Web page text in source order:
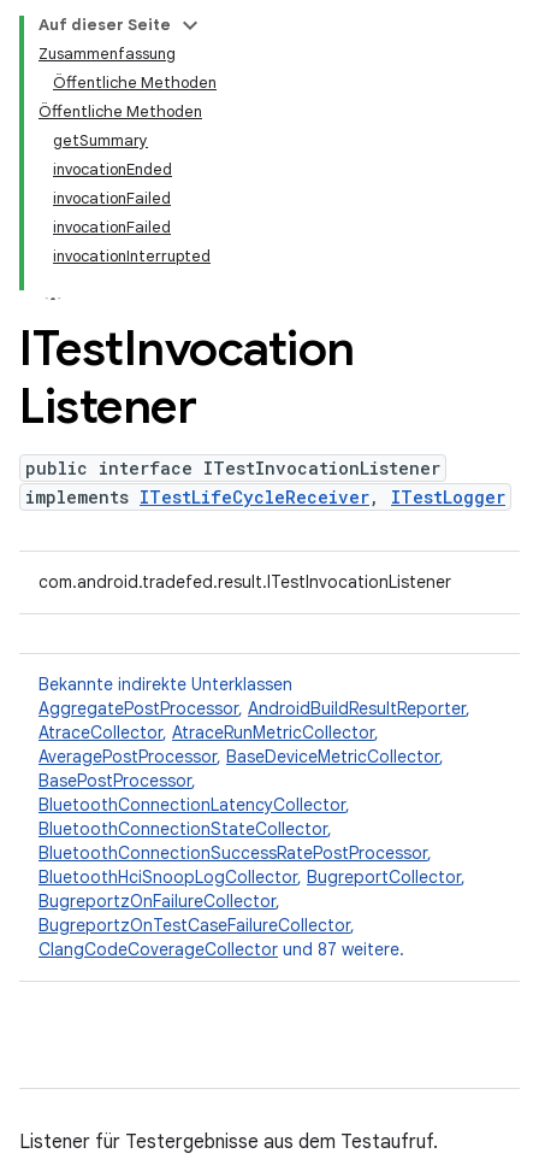
Auf dieser Seite
Zusammenfassung
Öffentliche Methoden
Öffentliche Methoden
getSummary
invocationEnded
invocationFailed
invocationFailed
invocationInterrupted
ITestInvocation
Listener
public interface ITestInvocationListener
implements ITestLifeCycleReceiver, ITestLogger
com.android.tradefed.result.ITestInvocationListener
Bekannte indirekte Unterklassen
AggregatePostProcessor, AndroidBuildResultReporter,
AtraceCollector, AtraceRunMetricCollector,
AveragePostProcessor, BaseDeviceMetricCollector,
BasePostProcessor,
BluetoothConnectionLatencyCollector,
BluetoothConnectionStateCollector,
BluetoothConnectionSuccessRatePostProcessor,
BluetoothHciSnoopLogCollector, BugreportCollector,
BugreportzOnFailureCollector,
BugreportzOnTestCaseFailureCollector,
ClangCodeCoverageCollector und 87 weitere.
Listener für Testergebnisse aus dem Testaufruf.